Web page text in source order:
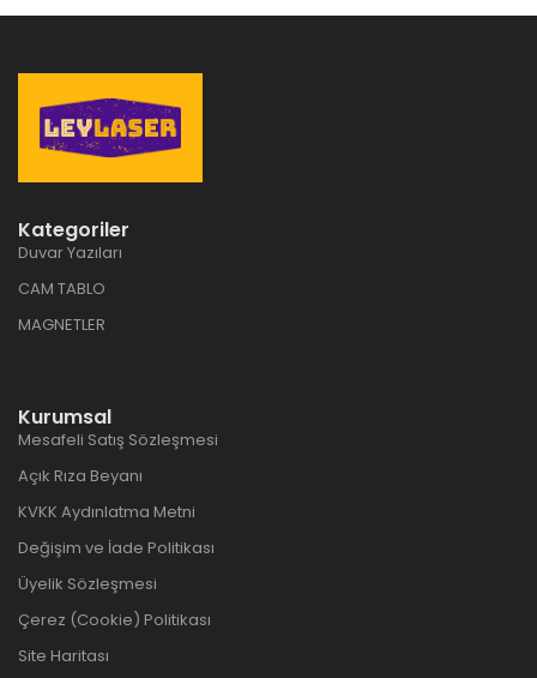
Kategoriler
Duvar Yazıları
CAM TABLO
MAGNETLER
Kurumsal
Mesafeli Satış Sözleşmesi
Açık Rıza Beyanı
KVKK Aydınlatma Metni
Değişim ve İade Politikası
Üyelik Sözleşmesi
Çerez (Cookie) Politikası
Site Haritası